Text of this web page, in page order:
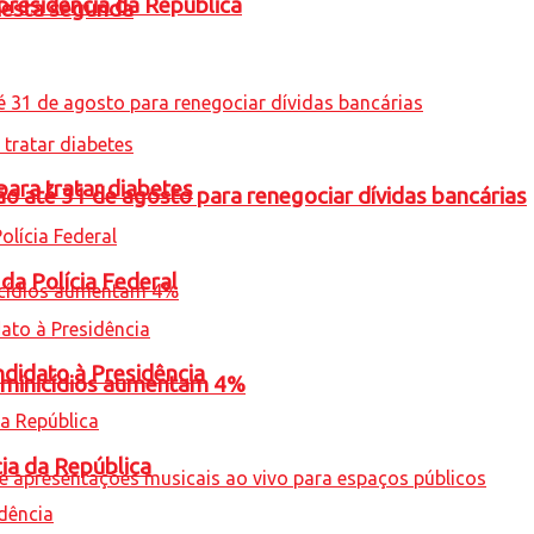
segunda
até 31 de agosto para renegociar dívidas bancárias
aumentam 4%
tratar diabetes
Polícia Federal
à Presidência
da República